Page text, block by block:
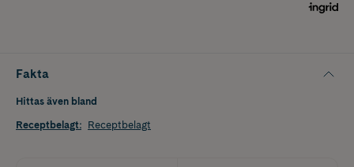
Fakta
Hittas även bland
Receptbelagt: Receptbelagt